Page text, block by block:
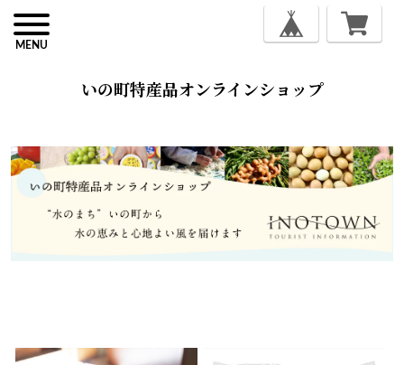
MENU
いの町特産品オンラインショップ